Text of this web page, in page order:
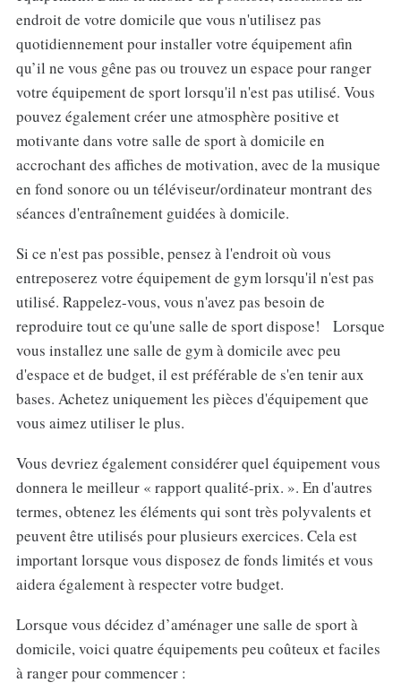
endroit de votre domicile que vous n'utilisez pas
quotidiennement pour installer votre équipement afin
qu’il ne vous gêne pas ou trouvez un espace pour ranger
votre équipement de sport lorsqu'il n'est pas utilisé. Vous
pouvez également créer une atmosphère positive et
motivante dans votre salle de sport à domicile en
accrochant des affiches de motivation, avec de la musique
en fond sonore ou un téléviseur/ordinateur montrant des
séances d'entraînement guidées à domicile.
Si ce n'est pas possible, pensez à l'endroit où vous
entreposerez votre équipement de gym lorsqu'il n'est pas
utilisé. Rappelez-vous, vous n'avez pas besoin de
reproduire tout ce qu'une salle de sport dispose! Lorsque
vous installez une salle de gym à domicile avec peu
d'espace et de budget, il est préférable de s'en tenir aux
bases. Achetez uniquement les pièces d'équipement que
vous aimez utiliser le plus.
Vous devriez également considérer quel équipement vous
donnera le meilleur « rapport qualité-prix. ». En d'autres
termes, obtenez les éléments qui sont très polyvalents et
peuvent être utilisés pour plusieurs exercices. Cela est
important lorsque vous disposez de fonds limités et vous
aidera également à respecter votre budget.
Lorsque vous décidez d’aménager une salle de sport à
domicile, voici quatre équipements peu coûteux et faciles
à ranger pour commencer :